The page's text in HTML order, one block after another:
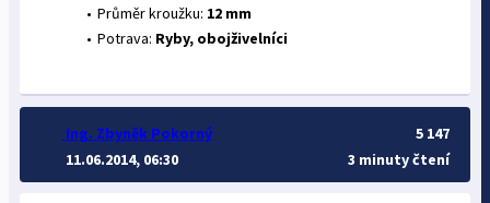
Průměr kroužku: 12 mm
Potrava: Ryby, obojživelníci
Ing. Zbyněk Pokorný
11.06.2014, 06:30
5 147
3 minuty čtení